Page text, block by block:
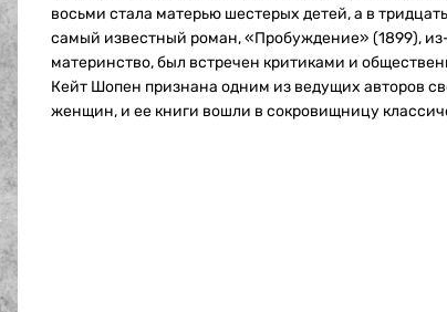
восьми стала матерью шестерых детей, а в
самый известный роман, «Пробуждение» (1899),
материнство, был встречен критиками и
Кейт Шопен признана одним из ведущих авторов
женщин, и ее книги вошли в сокровищницу